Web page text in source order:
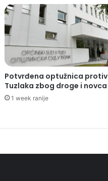
Potvrđena optužnica protiv
Tuzlaka zbog droge i novca
1 week ranije